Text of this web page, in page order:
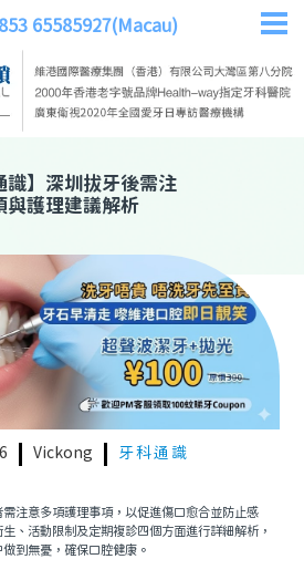
65585927(Macau)
識】 深圳拔牙後需注
與護理建議解析
Vickong 牙科通識
意多項護理事項，以促進傷口愈合並防止感
、活動限制及定期複診四個方面進行詳細解析，
到無憂，確保口腔健康。